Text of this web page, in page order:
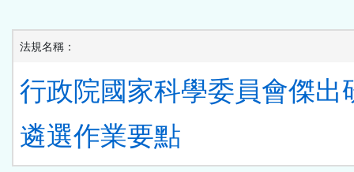
法規名稱：
行政院國家科學委員會傑出
遴選作業要點